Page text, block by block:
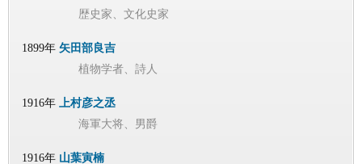
歴史家、文化史家
1899年 矢田部良吉
植物学者、詩人
1916年
上村彦之丞
海軍大将、男爵
1916年 山葉寅楠